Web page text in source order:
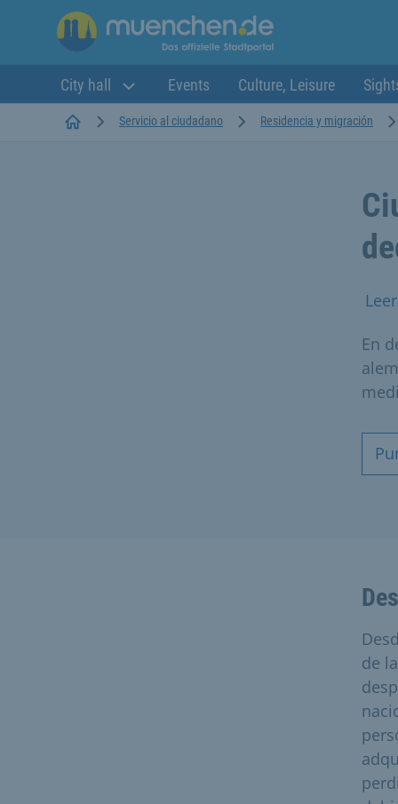
City hall Events Culture, Leisure
StartseiteServicio al ciudadano Residencia y migración
En
de